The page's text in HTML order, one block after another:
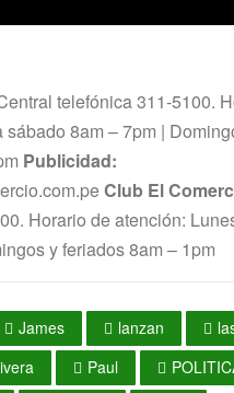
telefónica 311-5100.
sábado 8am – 7pm |
Publicidad:
Club El
. Horario de atención:
y feriados 8am – 1pm
James lanzan
Paul